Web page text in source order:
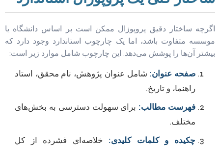
اگرچه ساختار دقیق پروپوزال ممکن است بر اساس دانشگاه یا
موسسه متفاوت باشد، اما یک چارچوب استاندارد وجود دارد که
بیشتر آن‌ها را پوشش می‌دهد. این چارچوب شامل موارد زیر است:
صفحه عنوان: شامل عنوان پژوهش، نام محقق، استاد
راهنما، و تاریخ.
فهرست مطالب: برای سهولت دسترسی به بخش‌های
مختلف.
چکیده و کلمات کلیدی: خلاصه‌ای فشرده از کل